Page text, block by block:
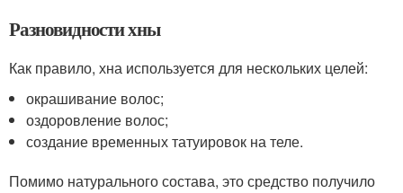
Разновидности хны
Как правило, хна используется для нескольких целей:
окрашивание волос;
оздоровление волос;
создание временных татуировок на теле.
Помимо натурального состава, это средство получило